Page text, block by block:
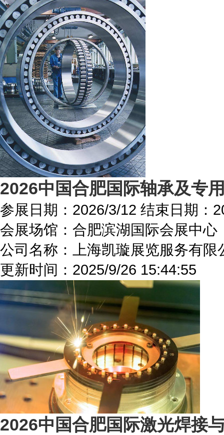
2026中国合肥国际轴承及专
参展日期： 2026/3/12 结束日期：
会展场馆： 合肥滨湖国际会展中心
公司名称：上海凯璇展览服务有限
更新时间： 2025/9/26 15:44:55
2026中国合肥国际激光焊接